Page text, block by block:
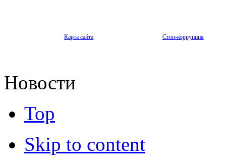
Карта сайта Стоп-коррупция
Новости
Top
Skip to content